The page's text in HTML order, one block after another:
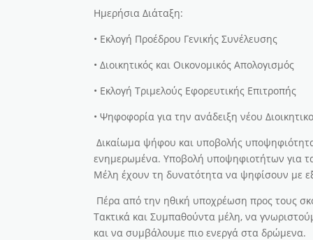
Ημερήσια Διάταξη:
• Εκλογή Προέδρου Γενικής Συνέλευσης
• Διοικητικός και Οικονομικός Απολογισμός
• Εκλογή Τριμελούς Εφορευτικής Επιτροπής
• Ψηφοφορία για την ανάδειξη νέου
Δικαίωμα ψήφου και υποβολής
ενημερωμένα. Υποβολή υποψηφιοτήτων για τα
Μέλη έχουν τη δυνατότητα να ψηφίσουν με
Πέρα από την ηθική υποχρέωση προς τους
Τακτικά και Συμπαθούντα μέλη, να
και να συμβάλουμε πιο ενεργά στα δρώμενα.